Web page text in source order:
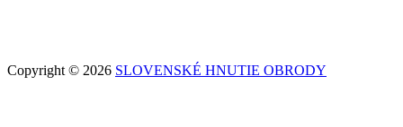
Copyright © 2026 SLOVENSKÉ HNUTIE OBRODY